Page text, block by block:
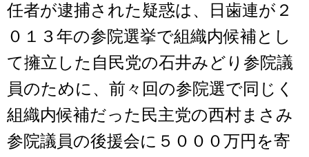
任者が逮捕された疑惑は、日歯連が２
０１３年の参院選挙で組織内候補とし
て擁立した自民党の石井みどり参院議
員のために、前々回の参院選で同じく
組織内候補だった民主党の西村まさみ
参院議員の後援会に５０００万円を寄